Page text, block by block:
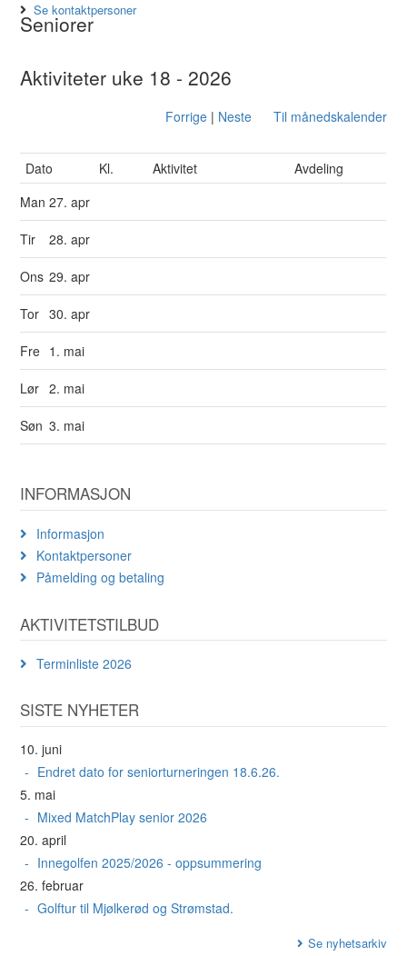
Se kontaktpersoner
Seniorer
Aktiviteter uke 18 - 2026
Forrige| Neste Til månedskalender
Dato Kl. Aktivitet
Avdeling
Man27. apr
Tir 28. apr
Ons 29. apr
Tor 30. apr
Fre 1. mai
Lør 2. mai
Søn 3. mai
INFORMASJON
Informasjon
Kontaktpersoner
Påmelding og betaling
AKTIVITETSTILBUD
Terminliste 2026
SISTE NYHETER
10. juni
Endret dato for seniorturneringen 18.6.26.
5. mai
Mixed MatchPlay senior 2026
20. april
Innegolfen 2025/2026 - oppsummering
26. februar
Golftur til Mjølkerød og Strømstad.
Se nyhetsarkiv